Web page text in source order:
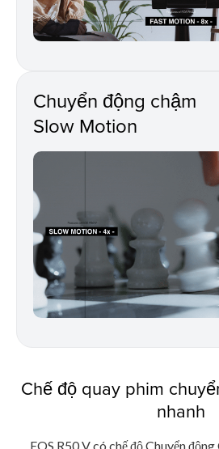
Chuyển động chậm
Slow Motion
Chế độ quay phim
nhanh
EOS R50 V có chế độ Chuyển